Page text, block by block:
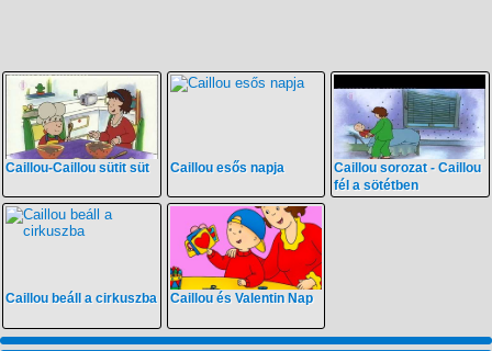
Caillou-Caillou sütit süt Caillou esős napja
Caillou sorozat - Caillou
fél a sötétben
Caillou beáll a cirkuszba Caillou és Valentin Nap